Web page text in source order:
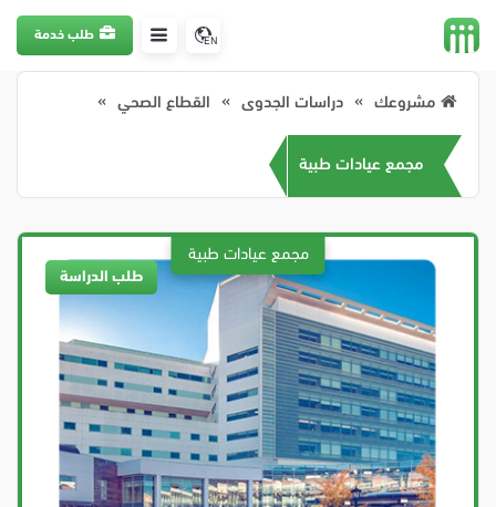
EN طلب خدمة
مشروعك دراسات الجدوى القطاع الصحي
مجمع عيادات طبية
طلب الدراسة